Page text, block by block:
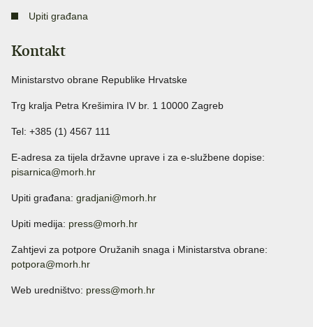
Upiti građana
Kontakt
Ministarstvo obrane Republike Hrvatske
Trg kralja Petra Krešimira IV br. 1 10000 Zagreb
Tel: +385 (1) 4567 111
E-adresa za tijela državne uprave i za e-službene dopise:
pisarnica@morh.hr
Upiti građana: gradjani@morh.hr
Upiti medija: press@morh.hr
Zahtjevi za potpore Oružanih snaga i Ministarstva obrane:
potpora@morh.hr
Web uredništvo: press@morh.hr